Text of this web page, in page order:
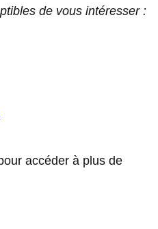
de vous intéresser :
accéder à plus de